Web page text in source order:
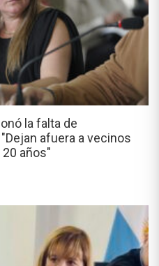
la falta de
afuera a vecinos
años"